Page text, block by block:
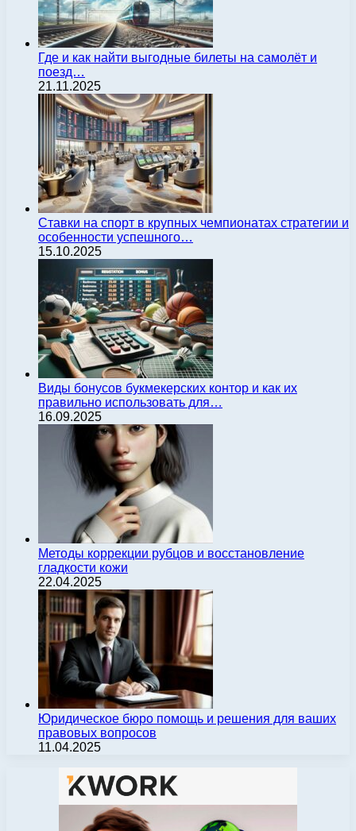
Где и как найти выгодные билеты на самолёт и
поезд…
21.11.2025
Ставки на спорт в крупных чемпионатах стратегии и
особенности успешного…
15.10.2025
Виды бонусов букмекерских контор и как их
правильно использовать для…
16.09.2025
Методы коррекции рубцов и восстановление
гладкости кожи
22.04.2025
Юридическое бюро помощь и решения для ваших
правовых вопросов
11.04.2025